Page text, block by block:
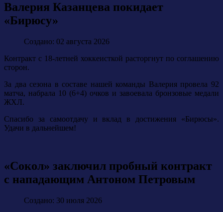
Валерия Казанцева покидает
«Бирюсу»
Создано: 02 августа 2026
Контракт с 18-летней хоккеисткой расторгнут по соглашению
сторон.
За два сезона в составе нашей команды Валерия провела 92
матча, набрала 10 (6+4) очков и завоевала бронзовые медали
ЖХЛ.
Спасибо за самоотдачу и вклад в достижения «Бирюсы».
Удачи в дальнейшем!
«Сокол» заключил пробный контракт
с нападающим Антоном Петровым
Создано: 30 июля 2026